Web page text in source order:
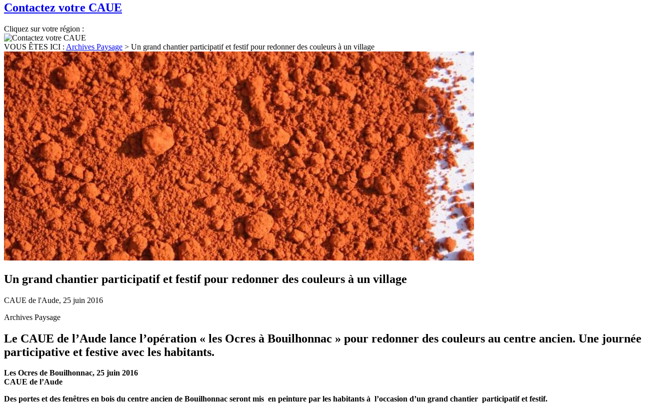
Contactez votre CAUE
Cliquez sur votre région :
VOUS ÊTES ICI : Archives Paysage > Un grand chantier participatif et festif pour redonner des couleurs à un village
Un grand chantier participatif et festif pour redonner des couleurs à un village
CAUE de l'Aude, 25 juin 2016
Archives Paysage
Le CAUE de l’Aude lance l’opération « les Ocres à Bouilhonnac » pour redonner des couleurs au centre ancien. Une journée
participative et festive avec les habitants.
Les Ocres de Bouilhonnac, 25 juin 2016
CAUE de l’Aude
Des portes et des fenêtres en bois du centre ancien de Bouilhonnac seront mis en peinture par les habitants à l’occasion d’un grand chantier participatif et festif.